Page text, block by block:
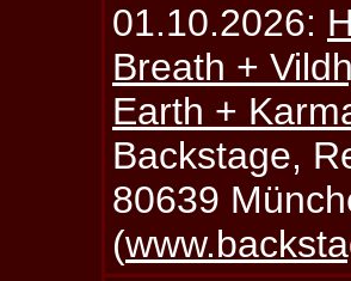
01.10.2026:
Breath +
Earth +
Backstage,
80639
(